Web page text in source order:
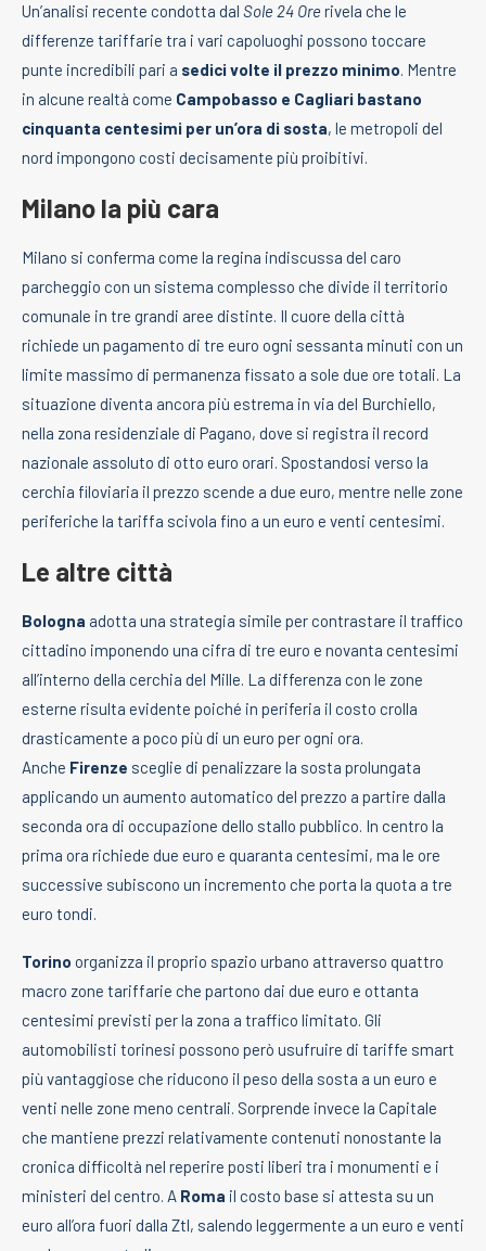
Un’analisi recente condotta dal Sole 24 Orerivela che le
differenze tariffarie tra i vari capoluoghi possono toccare
punte incredibili pari a sedici volte il prezzo minimo. Mentre
in alcune realtà come Campobasso e Cagliari bastano
cinquanta centesimi per un’ora di sosta, le metropoli del
nord impongono costi decisamente più proibitivi.
Milano la più cara
Milano si conferma come la regina indiscussa del caro
parcheggio con un sistema complesso che divide il territorio
comunale in tre grandi aree distinte. Il cuore della città
richiede un pagamento di tre euro ogni sessanta minuti con un
limite massimo di permanenza fissato a sole due ore totali. La
situazione diventa ancora più estrema in via del Burchiello,
nella zona residenziale di Pagano, dove si registra il record
nazionale assoluto di otto euro orari. Spostandosi verso la
cerchia filoviaria il prezzo scende a due euro, mentre nelle zone
periferiche la tariffa scivola fino a un euro e venti centesimi.
Le altre città
Bologna adotta una strategia simile per contrastare il traffico
cittadino imponendo una cifra di tre euro e novanta centesimi
all’interno della cerchia del Mille. La differenza con le zone
esterne risulta evidente poiché in periferia il costo crolla
drasticamente a poco più di un euro per ogni ora.
Anche Firenze sceglie di penalizzare la sosta prolungata
applicando un aumento automatico del prezzo a partire dalla
seconda ora di occupazione dello stallo pubblico. In centro la
prima ora richiede due euro e quaranta centesimi, ma le ore
successive subiscono un incremento che porta la quota a tre
euro tondi.
Torino organizza il proprio spazio urbano attraverso quattro
macro zone tariffarie che partono dai due euro e ottanta
centesimi previsti per la zona a traffico limitato. Gli
automobilisti torinesi possono però usufruire di tariffe smart
più vantaggiose che riducono il peso della sosta a un euro e
venti nelle zone meno centrali. Sorprende invece la Capitale
che mantiene prezzi relativamente contenuti nonostante la
cronica difficoltà nel reperire posti liberi tra i monumenti e i
ministeri del centro. A Roma il costo base si attesta su un
euro all’ora fuori dalla Ztl, salendo leggermente a un euro e venti